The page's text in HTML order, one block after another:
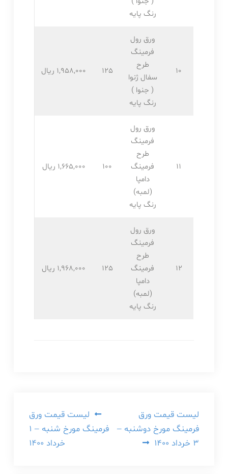
رنگ پایه
10
ورق رول
فرمینگ
طرح
سفال ژنوا
( جنوا )
رنگ پایه
125 1,958,۰۰۰ ریال
11
ورق رول
فرمینگ
طرح
فرمینگ
دامپا
(لمبه)
رنگ پایه
100 1,665,۰۰۰ ریال
12
ورق رول
فرمینگ
طرح
فرمینگ
دامپا
(لمبه)
رنگ پایه
125 1,968,۰۰۰ ریال
راهبری
نوشته
لیست قیمت ورق
فرمینگ مورخ شنبه – ۱
خرداد ۱۴۰۰
لیست قیمت ورق
فرمینگ مورخ دوشنبه –
۳ خرداد ۱۴۰۰